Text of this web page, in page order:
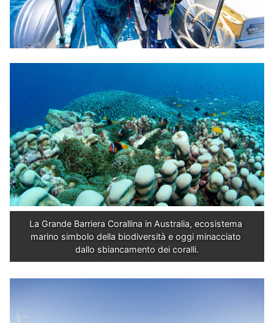
La Grande Barriera Corallina in Australia, ecosistema
marino simbolo della biodiversità e oggi minacciato
dallo sbiancamento dei coralli.